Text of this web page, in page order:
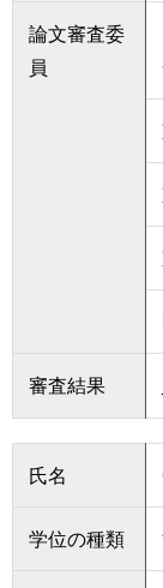
論文審査委
員
審査結果
氏名
学位の種類